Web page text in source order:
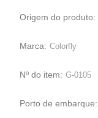
Origem do produto:
Marca: Colorfly
Nº do item: G-0105
Porto de embarque: